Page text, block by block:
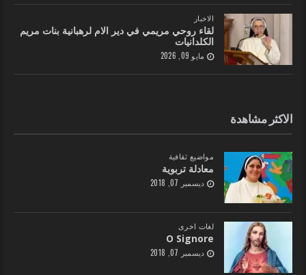
الاخبار
لقاء روحي مريمي في دير الام لرهبانية بنات مريم
الكلدانيات
مايو 09, 2026
الاكثر مشاهدة
مواضيع ثقافية
معادلة تربوية
ديسمبر 07, 2018
لغات اخرى
O Signore
ديسمبر 07, 2018